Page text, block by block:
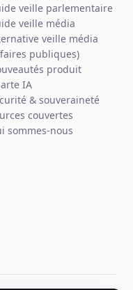
veille parlementaire
veille média
veille média
publiques)
produit
IA
& souveraineté
couvertes
sommes-nous